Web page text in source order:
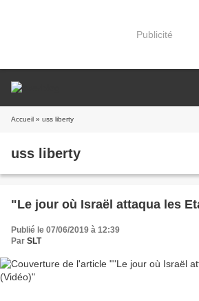
Publicité
Accueil » uss liberty
uss liberty
"Le jour où Israël attaqua les
Publié le 07/06/2019 à 12:39
Par SLT